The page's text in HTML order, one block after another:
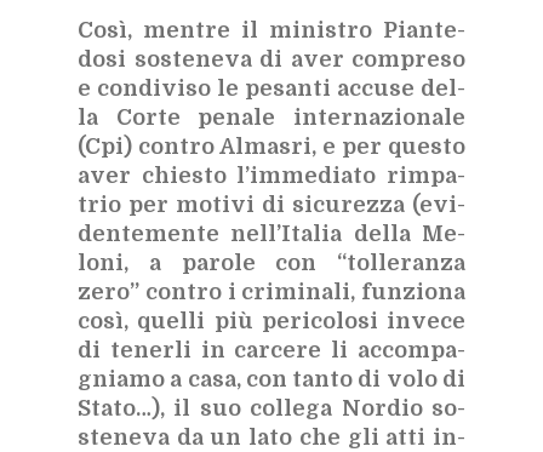
Così, men­tre il mi­ni­stro Pian­te­
do­si so­ste­ne­va di aver com­pre­so
e con­di­vi­so le pe­san­ti ac­cu­se del­
la Cor­te pe­na­le in­ter­na­zio­na­le
(Cpi) con­tro Al­ma­sri, e per que­sto
aver chie­sto l’im­me­dia­to rim­pa­
trio per mo­ti­vi di si­cu­rez­za (evi­
den­te­men­te nel­l’I­ta­lia del­la Me­
lo­ni, a pa­ro­le con “tol­le­ran­za
zero” con­tro i cri­mi­na­li, fun­zio­na
così, quel­li più pe­ri­co­lo­si in­ve­ce
di te­ner­li in car­ce­re li ac­com­pa­
gnia­mo a casa, con tan­to di volo di
Sta­to…), il suo col­le­ga Nor­dio so­
ste­ne­va da un lato che gli atti in­